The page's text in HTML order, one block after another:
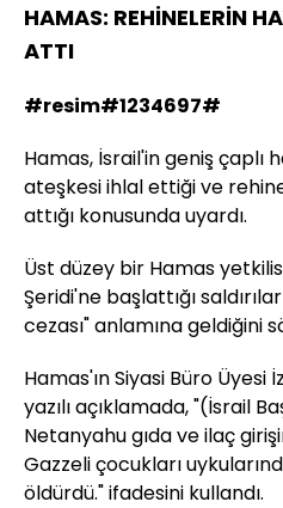
HAMAS: REHİNELERİN
ATTI
#resim#1234697#
Hamas, İsrail'in geniş çaplı
ateşkesi ihlal ettiği ve
attığı konusunda uyardı.
Üst düzey bir Hamas
Şeridi'ne başlattığı
cezası" anlamına geldiğini
Hamas'ın Siyasi Büro Üyesi
yazılı açıklamada, "(İsrail
Netanyahu gıda ve ilaç
Gazzeli çocukları
öldürdü." ifadesini kullandı.